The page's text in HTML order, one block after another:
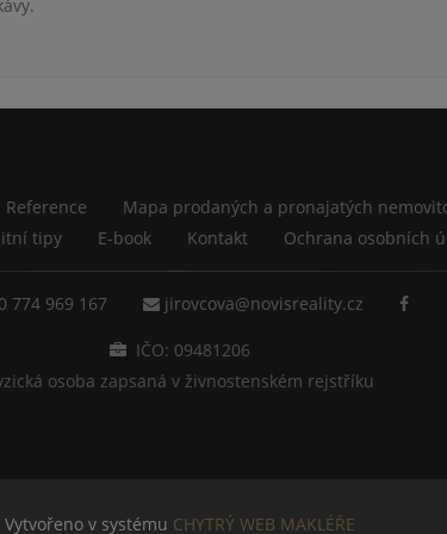
Reference Mapa prodaných a pronajatých
tipy E-book Kontakt Ochrana osobních
774 969 167 jirovcova@novisreality.cz
IČO: 09481206
osoba zapsaná v živnostenském rejstříku
Vytvořeno v systému CHYTRÝ WEB MAKLÉŘE